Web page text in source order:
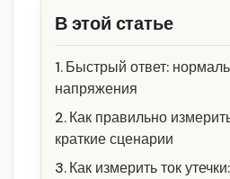
В этой статье
Быстрый ответ:
напряжения
Как правильно
краткие сценарии
Как измерить ток